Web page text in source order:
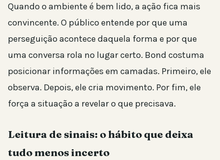
Quando o ambiente é bem lido, a ação fica mais
convincente. O público entende por que uma
perseguição acontece daquela forma e por que
uma conversa rola no lugar certo. Bond costuma
posicionar informações em camadas. Primeiro, ele
observa. Depois, ele cria movimento. Por fim, ele
força a situação a revelar o que precisava.
Leitura de sinais: o hábito que deixa
tudo menos incerto